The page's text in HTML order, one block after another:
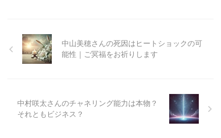
中山美穂さんの死因はヒートショックの可
能性｜ご冥福をお祈りします
中村咲太さんのチャネリング能力は本物？
それともビジネス？